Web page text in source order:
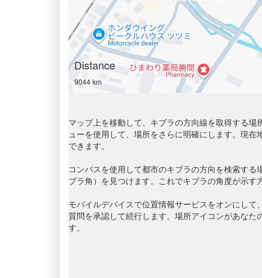
Distance
9044 km
マップ上を移動して、キブラの方向線を取得する
ューを使用して、場所をさらに明確にします。現
できます。
コンパスを使用して都市のキブラの方向を検索す
ブラ角）を見つけます。これでキブラの角度が示す
モバイルデバイスで位置情報サービスをオンにし
質問を承認して続行します。場所アイコンがあな
す。